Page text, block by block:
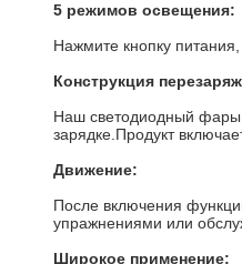
5 режимов освещения:
Нажмите кнопку
Конструкция
Наш светодиодный фары
зарядке.Продукт
Движение:
После включения
упражнениями или
Широкое применение: